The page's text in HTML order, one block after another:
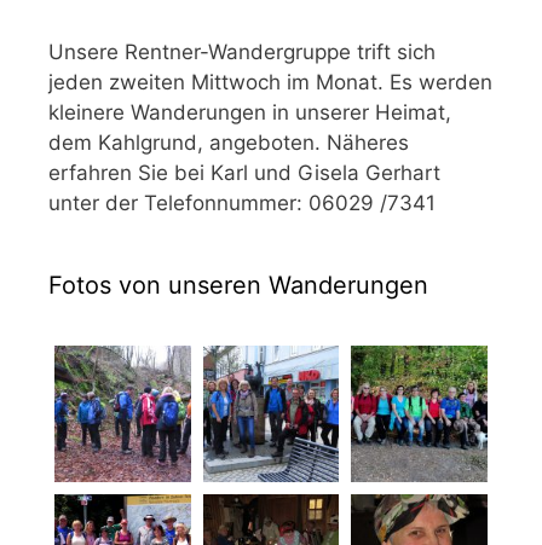
Unsere Rentner-Wandergruppe trift sich
jeden zweiten Mittwoch im Monat. Es werden
kleinere Wanderungen in unserer Heimat,
dem Kahlgrund, angeboten. Näheres
erfahren Sie bei Karl und Gisela Gerhart
unter der Telefonnummer: 06029 /7341
Fotos von unseren Wanderungen